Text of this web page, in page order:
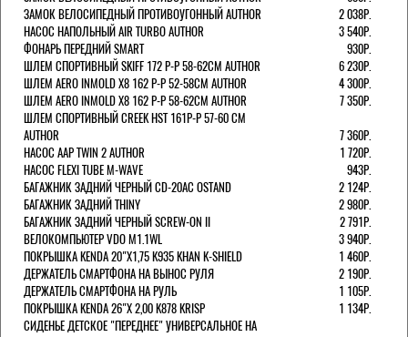
ЗАМОК ВЕЛОСИПЕДНЫЙ ПРОТИВОУГОННЫЙ AUTHOR
2 038Р.
НАСОС НАПОЛЬНЫЙ AIR TURBO AUTHOR
3 540Р.
ФОНАРЬ ПЕРЕДНИЙ SMART
930Р.
ШЛЕМ СПОРТИВНЫЙ SKIFF 172 Р-Р 58-62СМ AUTHOR
6 230Р.
ШЛЕМ AERO INMOLD X8 162 Р-Р 52-58СМ AUTHOR
4 300Р.
ШЛЕМ AERO INMOLD X8 162 Р-Р 58-62СМ AUTHOR
7 350Р.
ШЛЕМ СПОРТИВНЫЙ CREEK HST 161Р-Р 57-60 СМ
AUTHOR
7 360Р.
НАСОС AAP TWIN 2 AUTHOR
1 720Р.
НАСОС FLEXI TUBE M-WAVE
943Р.
БАГАЖНИК ЗАДНИЙ ЧЕРНЫЙ СD-20AC OSTAND
2 124Р.
БАГАЖНИК ЗАДНИЙ THINY
2 980Р.
БАГАЖНИК ЗАДНИЙ ЧЕРНЫЙ SCREW-ON II
2 791Р.
ВЕЛОКОМПЬЮТЕР VDO M1.1WL
3 940Р.
ПОКРЫШКА KENDA 20"Х1,75 K935 KHAN K-SHIELD
1 460Р.
ДЕРЖАТЕЛЬ СМАРТФОНА НА ВЫНОС РУЛЯ
2 190Р.
ДЕРЖАТЕЛЬ СМАРТФОНА НА РУЛЬ
1 105Р.
ПОКРЫШКА KENDA 26"Х 2,00 K878 KRISP
1 134Р.
СИДЕНЬЕ ДЕТСКОЕ "ПЕРЕДНЕЕ" УНИВЕРСАЛЬНОЕ НА